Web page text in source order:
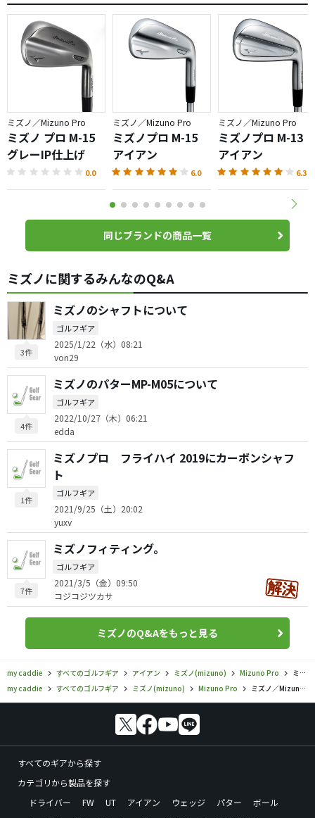
ミズノ／Mizuno Pro
ミズノ プロ M-15
グレーIP仕上げ
0.0
ミズノ／Mizuno Pro
ミズノプロ M-15
アイアン
6.0
ミズノ／Mizuno Pro
ミズノプロ M-13
アイアン
6.3
同じブランドの商品一覧
ミズノに関するみんなのQ&A
3件
ミズノのシャフトについて
ゴルフギア
2025/1/22（水）08:21
von29
4件
ミズノのパターMP-M05について
ゴルフギア
2022/10/27（木）06:21
edda
1件
ミズノプロ フライハイ 2019にカーボンシャフ
ト
ゴルフギア
2021/9/25（土）20:02
yuxv
7件
ミズノフィティング。
ゴルフギア
2021/3/5（金）09:50
コジコジツカサ
ミズノのQ&Aをもっと見る
my caddie すべてのゴルフギア アイアン ミズノ(mizuno) Mizuno Pro
ミズノ／Mizuno Pro／ミズノプロ S-3 アイアンの口コミ評価
my caddie
すべてのゴルフギア ミズノ(mizuno) Mizuno Pro ミズノ／Mizuno Pro／ミズノプロ S-3 アイアンの口コミ評価
すべてのギアから探す
カテゴリから製品を探す
ドライバー
FW UT アイアン ウェッジ パター
ボール